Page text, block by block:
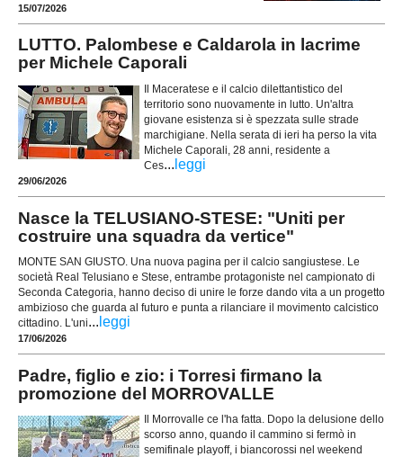
15/07/2026
LUTTO. Palombese e Caldarola in lacrime
per Michele Caporali
Il Maceratese e il calcio dilettantistico del
territorio sono nuovamente in lutto. Un'altra
giovane esistenza si è spezzata sulle strade
marchigiane. Nella serata di ieri ha perso la vita
Michele Caporali, 28 anni, residente a
Ces... leggi
29/06/2026
Nasce la TELUSIANO-STESE: "Uniti per
costruire una squadra da vertice"
MONTE SAN GIUSTO. Una nuova pagina per il calcio sangiustese. Le
società Real Telusiano e Stese, entrambe protagoniste nel campionato di
Seconda Categoria, hanno deciso di unire le forze dando vita a un progetto
ambizioso che guarda al futuro e punta a rilanciare il movimento calcistico
cittadino. L'uni... leggi
17/06/2026
Padre, figlio e zio: i Torresi firmano la
promozione del MORROVALLE
Il Morrovalle ce l'ha fatta. Dopo la delusione dello
scorso anno, quando il cammino si fermò in
semifinale playoff, i biancorossi nel weekend